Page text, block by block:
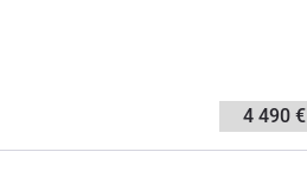
4 490 €